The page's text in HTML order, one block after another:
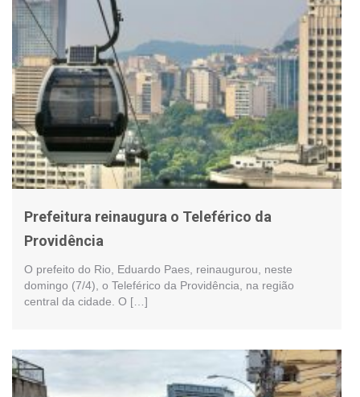
Prefeitura reinaugura o Teleférico da
Providência
O prefeito do Rio, Eduardo Paes, reinaugurou, neste
domingo (7/4), o Teleférico da Providência, na região
central da cidade. O […]